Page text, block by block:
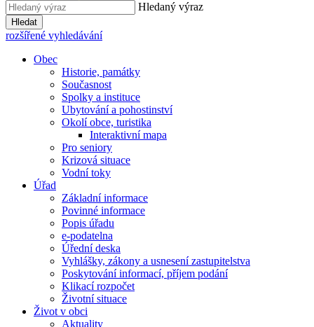
Hledaný výraz
Hledat
rozšířené vyhledávání
Obec
Historie, památky
Současnost
Spolky a instituce
Ubytování a pohostinství
Okolí obce, turistika
Interaktivní mapa
Pro seniory
Krizová situace
Vodní toky
Úřad
Základní informace
Povinné informace
Popis úřadu
e-podatelna
Úřední deska
Vyhlášky, zákony a usnesení zastupitelstva
Poskytování informací, příjem podání
Klikací rozpočet
Životní situace
Život v obci
Aktuality